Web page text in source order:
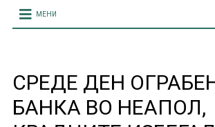
МЕНИ
СРЕДЕ ДЕН
БАНКА ВО НЕАПОЛ,